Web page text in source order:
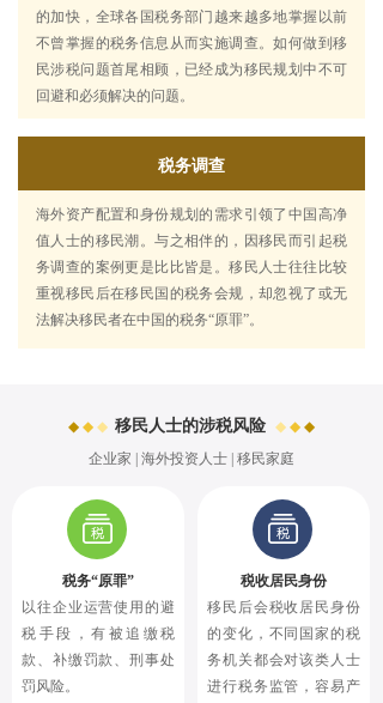
的加快，全球各国税务部门越来越多地掌握以前
不曾掌握的税务信息从而实施调查。如何做到移
民涉税问题首尾相顾，已经成为移民规划中不可
回避和必须解决的问题。
海外资产配置和身份规划的需求引领了中国高净
值人士的移民潮。与之相伴的，因移民而引起税
务调查的案例更是比比皆是。移民人士往往比较
重视移民后在移民国的税务会规，却忽视了或无
法解决移民者在中国的税务“原罪”。
税务调查
企业家 | 海外投资人士 | 移民家庭
◆ ◆ ◆ 移民人士的涉税风险 ◆ ◆ ◆
税务“原罪”
以往企业运营使用的避
税手段，有被追缴税
款、补缴罚款、刑事处
罚风险。
税收居民身份
移民后会税收居民身份
的变化，不同国家的税
务机关都会对该类人士
进行税务监管，容易产